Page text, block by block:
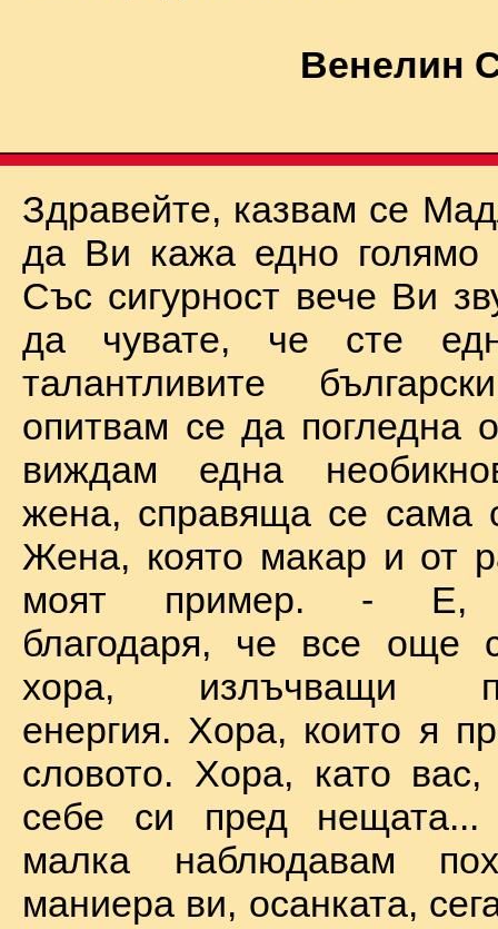
Венелин
Здравейте, казвам се
да Ви кажа едно голямо
Със сигурност вече Ви
да чувате, че сте
талантливите
опитвам се да погледна
виждам една
жена, справяща се сама
Жена, която макар и от
моят пример. - Е,
благодаря, че все още
хора, излъчващи
енергия. Хора, които я
словото. Хора, като
себе си пред
малка наблюдавам
маниера ви, осанката,